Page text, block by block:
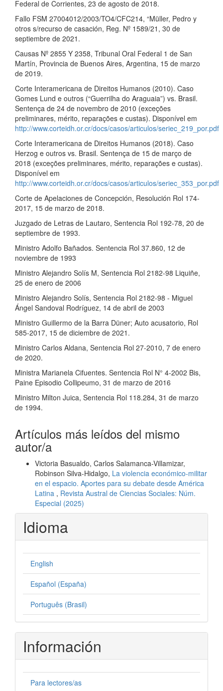
Federal de Corrientes, 23 de agosto de 2018.
Fallo FSM 27004012/2003/TO4/CFC214, “Müller, Pedro y
otros s/recurso de casación, Reg. Nº 1589/21, 30 de
septiembre de 2021.
Causas Nº 2855 Y 2358, Tribunal Oral Federal 1 de San
Martín, Provincia de Buenos Aires, Argentina, 15 de marzo
de 2019.
Corte Interamericana de Direitos Humanos (2010). Caso
Gomes Lund e outros (“Guerrilha do Araguaia”) vs. Brasil.
Sentença de 24 de novembro de 2010 (exceções
preliminares, mérito, reparações e custas). Disponível em
http://www.corteidh.or.cr/docs/casos/articulos/seriec_219_por.pdf
Corte Interamericana de Direitos Humanos (2018). Caso
Herzog e outros vs. Brasil. Sentença de 15 de março de
2018 (exceções preliminares, mérito, reparações e custas).
Disponível em
http://www.corteidh.or.cr/docs/casos/articulos/seriec_353_por.pdf
Corte de Apelaciones de Concepción, Resolución Rol 174-
2017, 15 de marzo de 2018.
Juzgado de Letras de Lautaro, Sentencia Rol 192-78, 20 de
septiembre de 1993.
Ministro Adolfo Bañados. Sentencia Rol 37.860, 12 de
noviembre de 1993
Ministro Alejandro Solís M, Sentencia Rol 2182-98 Liquiñe,
25 de enero de 2006
Ministro Alejandro Solís, Sentencia Rol 2182-98 - Miguel
Ángel Sandoval Rodríguez, 14 de abril de 2003
Ministro Guillermo de la Barra Düner; Auto acusatorio, Rol
585-2017, 15 de diciembre de 2021.
Ministro Carlos Aldana, Sentencia Rol 27-2010, 7 de enero
de 2020.
Ministra Marianela Cifuentes. Sentencia Rol N° 4-2002 Bis,
Paine Episodio Collipeumo, 31 de marzo de 2016
Ministro Milton Juica, Sentencia Rol 118.284, 31 de marzo
de 1994.
Artículos más leídos del mismo
autor/a
Victoria Basualdo, Carlos Salamanca-Villamizar,
Robinson Silva-Hidalgo, La violencia económico-militar
en el espacio. Aportes para su debate desde América
Latina , Revista Austral de Ciencias Sociales: Núm.
Especial (2025)
Idioma
English
Español (España)
Português (Brasil)
Información
Para lectores/as